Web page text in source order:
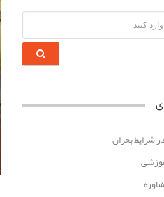
شرایط بحران